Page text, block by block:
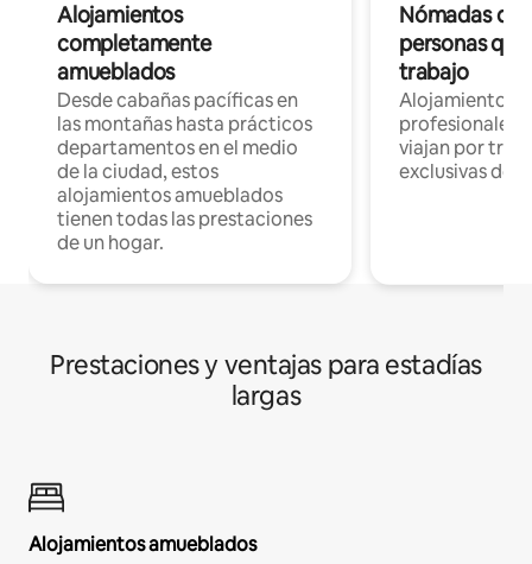
Alojamientos
completamente
amueblados
Desde cabañas pacíficas en
las montañas hasta prácticos
departamentos en el medio
de la ciudad, estos
alojamientos amueblados
tienen todas las prestaciones
de un hogar.
Nómadas
personas
trabajo
Alojamientos
profesionales
viajan por
exclusivas de
Prestaciones y ventajas para estadías
largas
Alojamientos amueblados